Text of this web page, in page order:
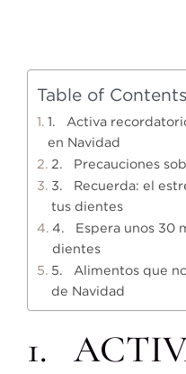
Table of Contents
1. Activa
en Navidad
2. Precauciones
3. Recuerda: el
tus dientes
4. Espera unos 30
dientes
5. Alimentos que
de Navidad
1.